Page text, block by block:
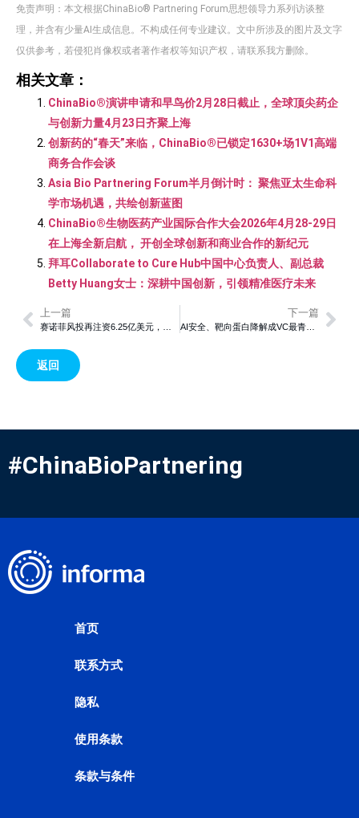
免责声明：本文根据ChinaBio® Partnering Forum思想领导力系列访谈整
理，并含有少量AI生成信息。不构成任何专业建议。文中所涉及的图片及文字
仅供参考，若侵犯肖像权或者著作者权等知识产权，请联系我方删除。
相关文章：
ChinaBio®演讲申请和早鸟价2月28日截止，全球顶尖药企
与创新力量4月23日齐聚上海
创新药的“春天”来临，ChinaBio®已锁定1630+场1V1高端
商务合作会谈
Asia Bio Partnering Forum半月倒计时： 聚焦亚太生命科
学市场机遇，共绘创新蓝图
ChinaBio®生物医药产业国际合作大会2026年4月28-29日
在上海全新启航， 开创全球创新和商业合作的新纪元
拜耳Collaborate to Cure Hub中国中心负责人、副总裁
Betty Huang女士：深耕中国创新，引领精准医疗未来
上一篇 下一篇
AI安全、靶向蛋白降解成VC最青睐的创新方向，2025 DEMO CHINA大会收官！
返回
#ChinaBioPartnering
首页
联系方式
隐私
使用条款
条款与条件